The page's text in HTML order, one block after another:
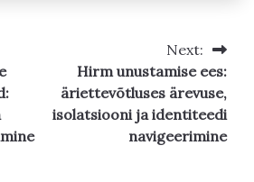
Next:
Hirm unustamise ees:
äriettevõtluses ärevuse,
isolatsiooni ja identiteedi
navigeerimine